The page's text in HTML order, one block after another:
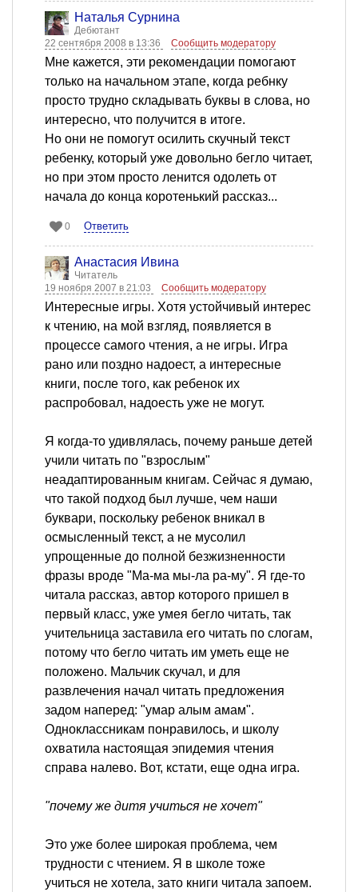
Наталья Сурнина
Дебютант
22 сентября 2008 в 13:36
Сообщить модератору
Мне кажется, эти рекомендации помогают
только на начальном этапе, когда ребнку
просто трудно складывать буквы в слова, но
интересно, что получится в итоге.
Но они не помогут осилить скучный текст
ребенку, который уже довольно бегло читает,
но при этом просто ленится одолеть от
начала до конца коротенький рассказ...
0 Ответить
Анастасия Ивина
Читатель
19 ноября 2007 в 21:03
Сообщить модератору
Интересные игры. Хотя устойчивый интерес
к чтению, на мой взгляд, появляется в
процессе самого чтения, а не игры. Игра
рано или поздно надоест, а интересные
книги, после того, как ребенок их
распробовал, надоесть уже не могут.
Я когда-то удивлялась, почему раньше детей
учили читать по "взрослым"
неадаптированным книгам. Сейчас я думаю,
что такой подход был лучше, чем наши
буквари, поскольку ребенок вникал в
осмысленный текст, а не мусолил
упрощенные до полной безжизненности
фразы вроде "Ма-ма мы-ла ра-му". Я где-то
читала рассказ, автор которого пришел в
первый класс, уже умея бегло читать, так
учительница заставила его читать по слогам,
потому что бегло читать им уметь еще не
положено. Мальчик скучал, и для
развлечения начал читать предложения
задом наперед: "умар алым амам".
Одноклассникам понравилось, и школу
охватила настоящая эпидемия чтения
справа налево. Вот, кстати, еще одна игра.
"почему же дитя учиться не хочет"
Это уже более широкая проблема, чем
трудности с чтением. Я в школе тоже
учиться не хотела, зато книги читала запоем.